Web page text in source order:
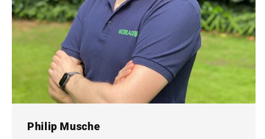
Philip Musche